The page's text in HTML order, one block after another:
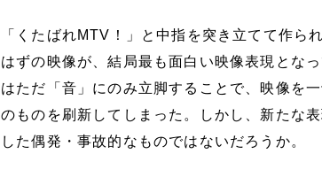
「くたばれMTV！」と中指を突き立てて作ら
はずの映像が、結局最も面白い映像表現とな
はただ「音」にのみ立脚することで、映像を
のものを刷新してしまった。しかし、新たな
した偶発・事故的なものではないだろうか。